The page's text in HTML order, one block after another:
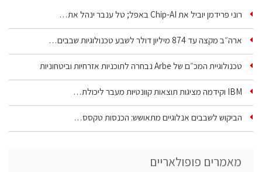
רוני פרידמן יוביל את Chip‑AI באפל; טל ענבר ינהל את…
ארה״ב מקצה עד 874 מיליון דולר לשבע טכנולוגיות שבבים…
טכנולוגיית המכ״ם של Arbe נבחרה לתוכניות אזרחיות וביטחוניות
IBM וקידמה מציגות תוצאות קוונטיות מעבר ליכולת…
הביקוש לשבבים אנלוגיים מתאושש: הכנסות טקסס…
מאמרים פופולאריים